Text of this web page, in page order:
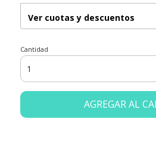
Ver cuotas y descuentos
Cantidad
AGREGAR AL